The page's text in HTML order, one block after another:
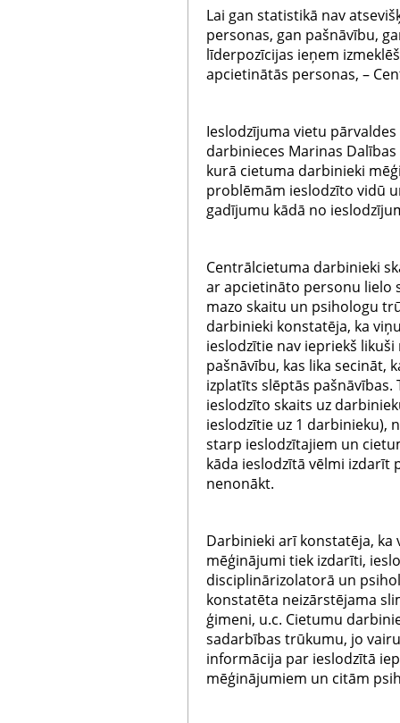
Lai gan statistikā nav
personas, gan pašnāvību,
līderpozīcijas ieņem
apcietinātās personas, –
Ieslodzījuma vietu
darbinieces Marinas
kurā cietuma darbinieki
problēmām ieslodzīto vidū
gadījumu kādā no
Centrālcietuma darbinieki
ar apcietināto personu lielo
mazo skaitu un psihologu
darbinieki konstatēja, ka
ieslodzītie nav iepriekš
pašnāvību, kas lika secināt,
izplatīts slēptās
ieslodzīto skaits uz
ieslodzītie uz 1 darbinieku),
starp ieslodzītajiem un
kāda ieslodzītā vēlmi izdarīt
nenonākt.
Darbinieki arī konstatēja, ka
mēģinājumi tiek izdarīti,
disciplinārizolatorā un
konstatēta neizārstējama
ģimeni, u.c. Cietumu
sadarbības trūkumu, jo
informācija par ieslodzītā
mēģinājumiem un citām